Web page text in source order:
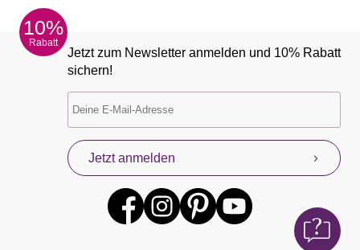
10%
Rabatt
Jetzt zum Newsletter anmelden und 10% Rabatt
sichern!
Jetzt anmelden